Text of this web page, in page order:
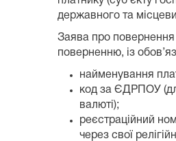
державного та
Заява про повернення
поверненню, із
найменування
код за ЄДРПОУ
валюті);
реєстраційний
через свої